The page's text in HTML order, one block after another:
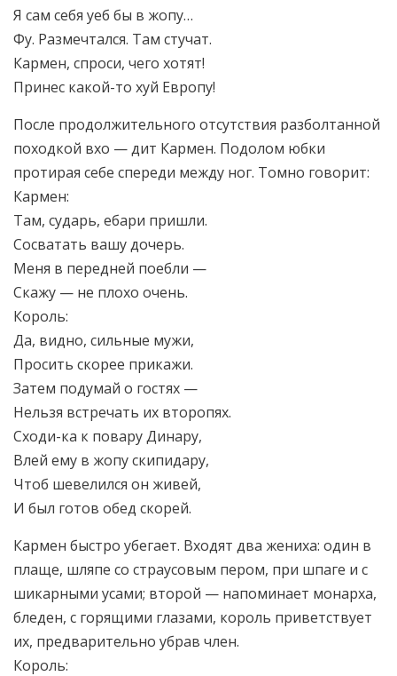
Я сам себя уеб бы в жопу…
Фу. Размечтался. Там стучат.
Кармен, спроси, чего хотят!
Принес какой-то хуй Европу!
После продолжительного отсутствия разболтанной
походкой вхо — дит Кармен. Подолом юбки
протирая себе спереди между ног. Томно говорит:
Кармен:
Там, сударь, ебари пришли.
Сосватать вашу дочерь.
Меня в передней поебли —
Скажу — не плохо очень.
Король:
Да, видно, сильные мужи,
Просить скорее прикажи.
Затем подумай о гостях —
Нельзя встречать их второпях.
Сходи-ка к повару Динару,
Влей ему в жопу скипидару,
Чтоб шевелился он живей,
И был готов обед скорей.
Кармен быстро убегает. Входят два жениха: один в
плаще, шляпе со страусовым пером, при шпаге и с
шикарными усами; второй — напоминает монарха,
бледен, с горящими глазами, король приветствует
их, предварительно убрав член.
Король: